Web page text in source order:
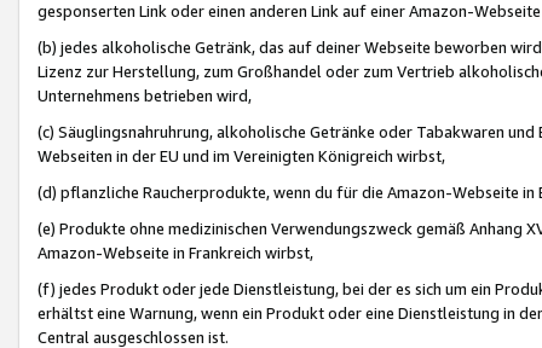
gesponserten Link oder einen anderen Link auf einer Amazon-
(b) jedes alkoholische Getränk, das auf deiner Webseite beworben
Lizenz zur Herstellung, zum Großhandel oder zum Vertrieb
Unternehmens betrieben wird,
(c) Säuglingsnahruhrung, alkoholische Getränke oder Tabakwaren
Webseiten in der EU und im Vereinigten Königreich wirbst,
(d) pflanzliche Raucherprodukte, wenn du für die Amazon-Webseite in
(e) Produkte ohne medizinischen Verwendungszweck gemäß Anhang
Amazon-Webseite in Frankreich wirbst,
(f) jedes Produkt oder jede Dienstleistung, bei der es sich um ein
erhältst eine Warnung, wenn ein Produkt oder eine Dienstleistung in
Central ausgeschlossen ist.